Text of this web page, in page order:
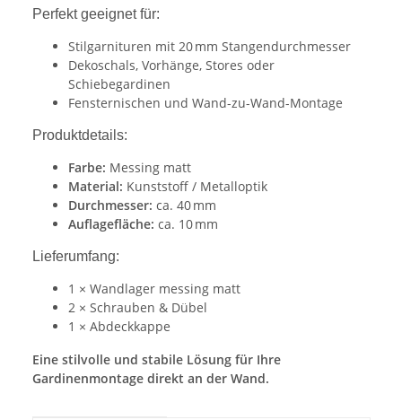
Perfekt geeignet für:
Stilgarnituren mit 20 mm Stangendurchmesser
Dekoschals, Vorhänge, Stores oder
Schiebegardinen
Fensternischen und Wand-zu-Wand-Montage
Produktdetails:
Farbe: Messing matt
Material: Kunststoff / Metalloptik
Durchmesser: ca. 40 mm
Auflagefläche: ca. 10 mm
Lieferumfang:
1 × Wandlager messing matt
2 × Schrauben & Dübel
1 × Abdeckkappe
Eine stilvolle und stabile Lösung für Ihre
Gardinenmontage direkt an der Wand.